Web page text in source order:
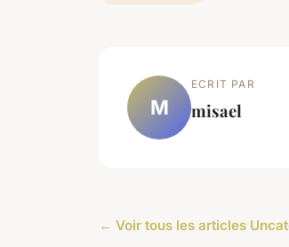
M
ECRIT PAR
misael
← Voir tous les articles